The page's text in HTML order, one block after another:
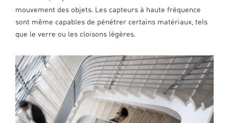
mouvement des objets. Les capteurs à haute fréquence
sont même capables de pénétrer certains matériaux, tels
que le verre ou les cloisons légères.